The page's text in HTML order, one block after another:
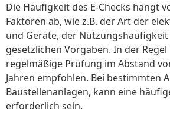
Die Häufigkeit des E-Checks hängt
Faktoren ab, wie z.B. der Art der
und Geräte, der
gesetzlichen Vorgaben. In der Regel
regelmäßige Prüfung im Abstand
Jahren empfohlen. Bei bestimmten
Baustellenanlagen, kann eine
erforderlich sein.